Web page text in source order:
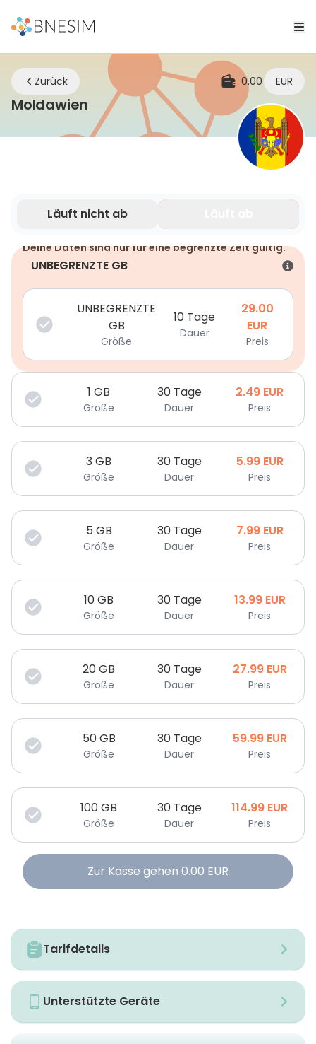
Zurück 0.00 EUR
Moldawien eSIM | Bleiben Sie überall
Läuft nicht ab
Deine Daten sind nur für eine begrenzte Zeit gültig.
UNBEGRENZTE GB
UNBEGRENZTE
GB
Größe
10 Tage
Dauer
29.00
EUR
Preis
1 GB
Größe
30 Tage
Dauer
2.49 EUR
Preis
3GB
Größe
30 Tage
Dauer
5.99 EUR
Preis
5 GB
Größe
30 Tage
Dauer
7.99 EUR
Preis
10GB
Größe
30 Tage
Dauer
13.99 EUR
Preis
20GB
Größe
30 Tage
Dauer
27.99 EUR
Preis
50GB
Größe
30 Tage
Dauer
59.99 EUR
Preis
100GB
Größe
30 Tage
Dauer
114.99 EUR
Preis
Zur Kasse gehen 0.00 EUR
Tarifdetails
Unterstützte Geräte